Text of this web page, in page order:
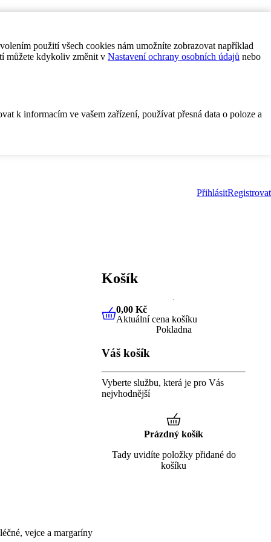
použití všech cookies nám umožníte zobrazovat například
můžete kdykoliv změnit v Nastavení ochrany osobních údajů nebo
k informacím ve vašem zařízení, používat přesná data o poloze a
PřihlásitRegistrovat
vejce a margaríny
Košík
0,00 KčAktuální cena košíku
0,00 Kč
Aktuální cena košíku
Pokladna
Váš košík
Vyberte službu, která je pro Vás
nejvhodnější
Prázdný košík
Tady uvidíte položky přidané do
košíku